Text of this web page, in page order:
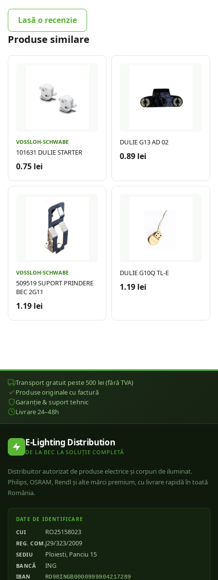
Lasă o recenzie
Produse similare
VOSSLOH-SCHWABE
101631 DULIE STARTER
0.75 lei
DULIE G13 AD 02
0.89 lei
VOSSLOH-SCHWABE
509519 SUPORT PRINDERE
BEC 2G11
1.19 lei
DULIE G10Q TL-E
1.19 lei
Transport gratuit peste 500 lei (fără TVA)
Produse originale cu factură
Garanție & suport tehnic
Livrare 24–48h
E-Lighting Distribution
DE LA BEC LA SOLUȚIE COMPLETĂ
Distribuitor autorizat de produse electrice și corpuri de iluminat.
Philips, OSRAM, Rendl și alte mărci premium, cu livrare rapidă în toată
România.
DATE DE IDENTIFICARE
CUI RO25158023
REG. COM.J29/323/2009
SEDIU Ploiesti, Panciu 15
BANCĂ ING
IBAN RO98INGB0000999904217289